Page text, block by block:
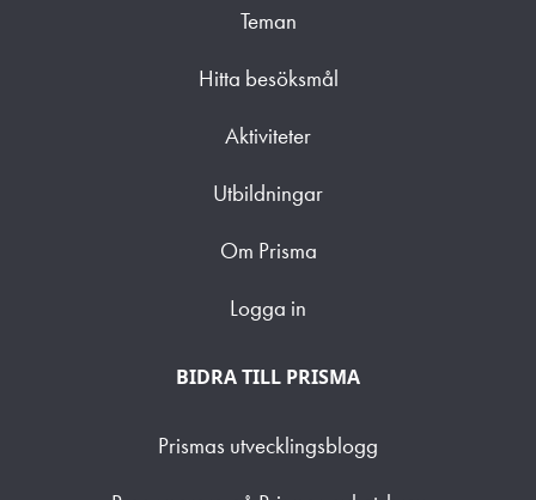
Teman
Hitta besöksmål
Aktiviteter
Utbildningar
Om Prisma
Logga in
BIDRA TILL PRISMA
Prismas utvecklingsblogg